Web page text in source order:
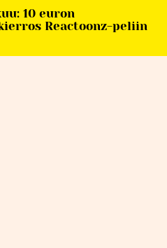
10 euron
Reactoonz-peliin